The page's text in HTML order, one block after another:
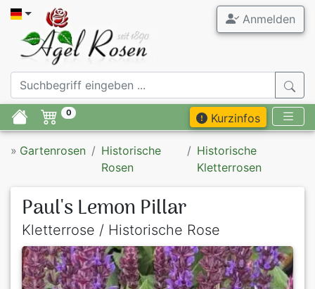
Anmelden
0 Kurzinfos
» Gartenrosen
Historische
Rosen
Historische
Kletterrosen
Paul's Lemon Pillar
Kletterrose / Historische Rose